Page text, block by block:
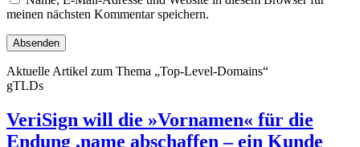
meinen nächsten Kommentar speichern.
Aktuelle Artikel zum Thema „Top-Level-Domains“
gTLDs
VeriSign will die »Vornamen« für die
Endung .name abschaffen – ein Kunde